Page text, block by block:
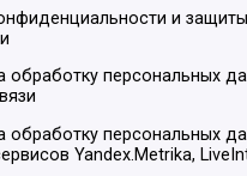
и защиты
обработку персональных
обработку персональных
Yandex.Metrika,